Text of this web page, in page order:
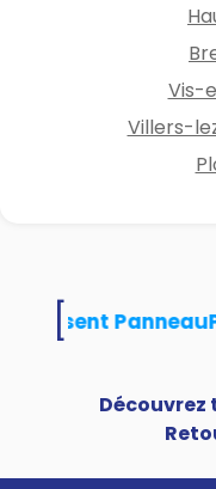
Vis-
Villers-
utilisent
Découvrez